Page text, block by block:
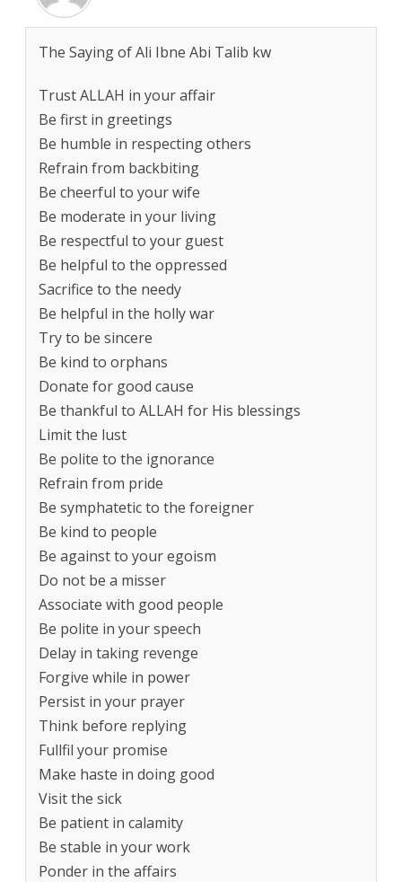
The Saying of Ali Ibne Abi Talib kw
Trust ALLAH in your affair
Be first in greetings
Be humble in respecting others
Refrain from backbiting
Be cheerful to your wife
Be moderate in your living
Be respectful to your guest
Be helpful to the oppressed
Sacrifice to the needy
Be helpful in the holly war
Try to be sincere
Be kind to orphans
Donate for good cause
Be thankful to ALLAH for His blessings
Limit the lust
Be polite to the ignorance
Refrain from pride
Be symphatetic to the foreigner
Be kind to people
Be against to your egoism
Do not be a misser
Associate with good people
Be polite in your speech
Delay in taking revenge
Forgive while in power
Persist in your prayer
Think before replying
Fullfil your promise
Make haste in doing good
Visit the sick
Be patient in calamity
Be stable in your work
Ponder in the affairs